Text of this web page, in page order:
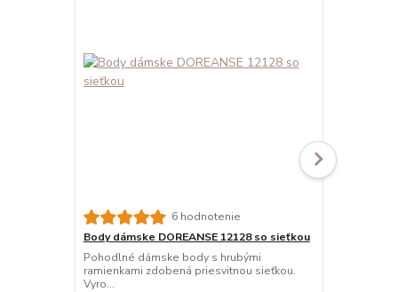
6 hodnotenie
Body dámske DOREANSE 12128 so sieťkou
Pohodlné dámske body s hrubými
ramienkami zdobená priesvitnou sieťkou.
Vyro...